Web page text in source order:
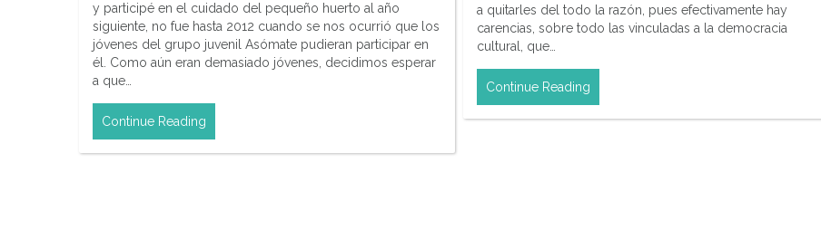
a quitarles del todo la razón, pues efectivamente hay
carencias, sobre todo las vinculadas a la democracia
cultural, que…
Continue Reading
y participé en el cuidado del pequeño huerto al año
siguiente, no fue hasta 2012 cuando se nos ocurrió que los
jóvenes del grupo juvenil Asómate pudieran participar en
él. Como aún eran demasiado jóvenes, decidimos esperar
a que…
Continue Reading